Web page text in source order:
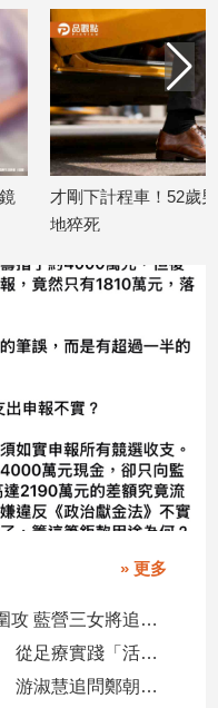
！52歲男三溫暖門口突倒
» 更多
鄭朝方「消失的2190萬」遭圍攻 藍營三女將追金流 拿出還款證明
FJM國際雙年會9月台南登場 從足療實踐「活出愛」
4000萬借款只有1810萬申報 游淑慧追問鄭朝方：2190萬差額去哪了